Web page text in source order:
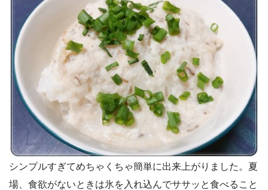
シンプルすぎてめちゃくちゃ簡単に出来上がりました。夏
場、食欲がないときは氷を入れ込んでササッと食べること